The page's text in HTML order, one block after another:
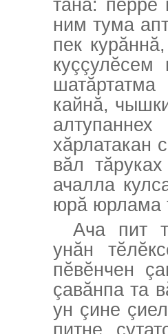
тăнă: пĕрре
ним тума
пек
кайнă,
хăрлатакан
вăл
ачалла
юрă юрлама
Ача пит
унăн
пĕвĕнчен
çавăнпа та
ун çине
питне